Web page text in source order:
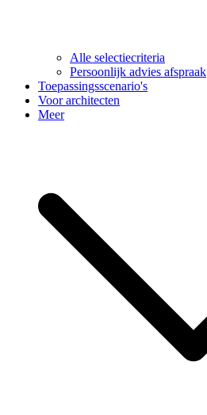
Alle selectiecriteria
Persoonlijk advies afspraak
Toepassingsscenario's
Voor architecten
Meer